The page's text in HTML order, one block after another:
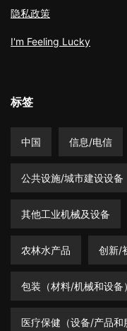
隐私政策
I'm Feeling Lucky
标签
中国 信息/电信
公共设施/城市建设设备
其他工业机械及设备
农林水产品 创新/
包装（材料/机械和设备）
医疗保健（设备/产品和